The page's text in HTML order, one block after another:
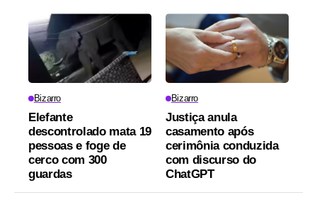
Bizarro
Elefante
descontrolado mata 19
pessoas e foge de
cerco com 300
guardas
Bizarro
Justiça anula
casamento após
cerimônia conduzida
com discurso do
ChatGPT